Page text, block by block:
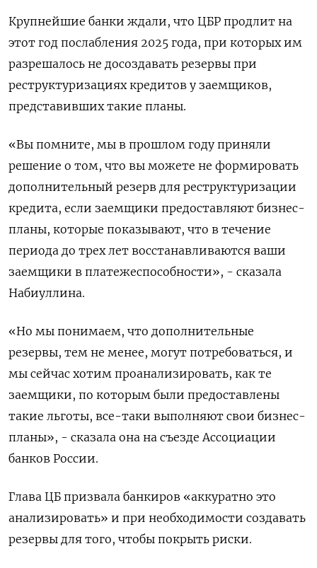
Крупнейшие банки ждали, что ЦБР продлит на
‌этот год послабления 2025 года, при которых им
разрешалось не досоздавать резервы при
реструктуризациях кредитов у заемщиков,
представивших такие планы.
«Вы помните, мы в прошлом году приняли
решение о том, что вы можете ​не формировать
дополнительный резерв ​для реструктуризации
кредита, если заемщики ​предоставляют бизнес-
планы, которые показывают, ⁠что в течение
периода до трех лет восстанавливаются ваши
заемщики ‌в платежеспособности», - сказала
Набиуллина.
«Но мы понимаем, ‌что дополнительные
резервы, тем не менее, могут потребоваться, и
мы сейчас хотим проанализировать, как те
заемщики, по ​которым были предоставлены
такие льготы, все-таки выполняют свои бизнес-
планы», - сказала она на ‌съезде Ассоциации
банков России.
Глава ЦБ призвала банкиров «аккуратно это
анализировать» и при необходимости создавать
резервы ​для того, чтобы покрыть риски.